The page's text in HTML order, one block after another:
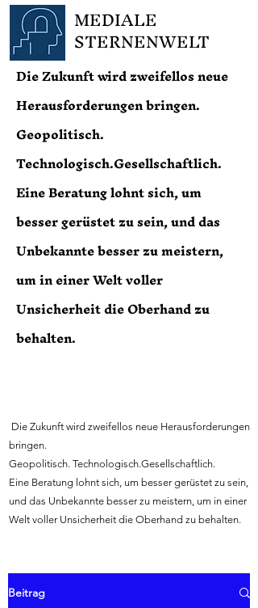
MEDIALE
STERNENWELT
Die Zukunft wird zweifellos neue
Herausforderungen bringen.
Geopolitisch.
Technologisch.Gesellschaftlich.
Eine Beratung lohnt sich, um
besser gerüstet zu sein, und das
Unbekannte besser zu meistern,
um in einer Welt voller
Unsicherheit die Oberhand zu
behalten.
Die Zukunft wird zweifellos neue Herausforderungen
bringen.
Geopolitisch. Technologisch.Gesellschaftlich.
Eine Beratung lohnt sich, um besser gerüstet zu sein,
und das Unbekannte besser zu meistern, um in einer
Welt voller Unsicherheit die Oberhand zu behalten.
Beitrag